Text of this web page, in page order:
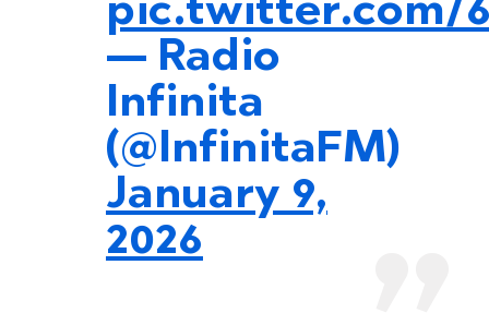
pic.twitter.com/
— Radio
Infinita
(@InfinitaFM)
January 9,
2026